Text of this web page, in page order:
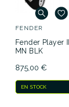
FENDER
Fender Player
MN BLK
875,00 €
EN STOCK